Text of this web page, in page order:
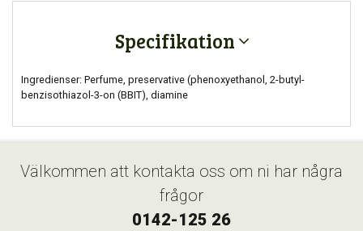
Specifikation
Ingredienser: Perfume, preservative (phenoxyethanol, 2-butyl-
benzisothiazol-3-on (BBIT), diamine
Välkommen att kontakta oss om ni har några
frågor
0142-125 26